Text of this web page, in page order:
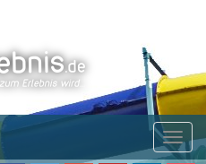
Menü